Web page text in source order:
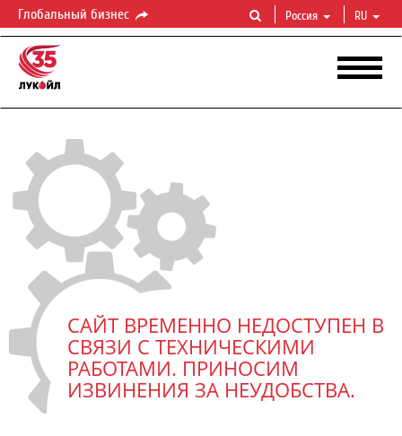
Глобальный бизнес Россия RU
САЙТ ВРЕМЕННО НЕДОСТУПЕН В
СВЯЗИ С ТЕХНИЧЕСКИМИ
РАБОТАМИ. ПРИНОСИМ
ИЗВИНЕНИЯ ЗА НЕУДОБСТВА.